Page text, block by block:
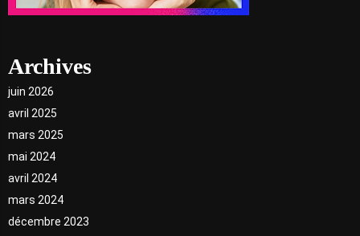
Archives
juin 2026
avril 2025
mars 2025
mai 2024
avril 2024
mars 2024
décembre 2023